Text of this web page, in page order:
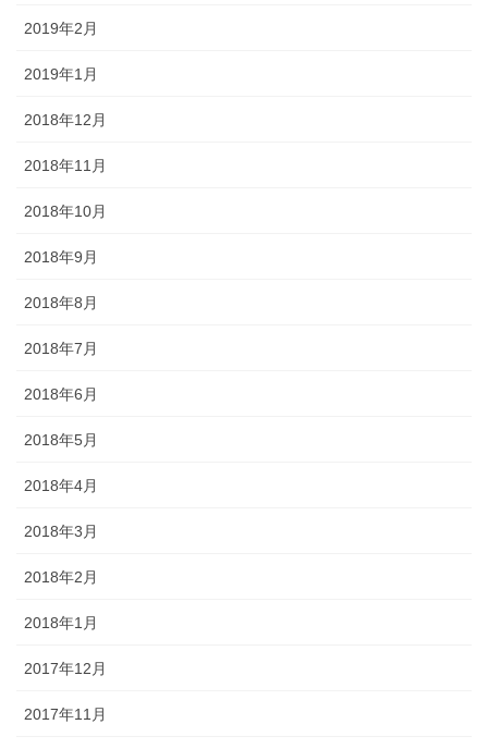
2019年2月
2019年1月
2018年12月
2018年11月
2018年10月
2018年9月
2018年8月
2018年7月
2018年6月
2018年5月
2018年4月
2018年3月
2018年2月
2018年1月
2017年12月
2017年11月